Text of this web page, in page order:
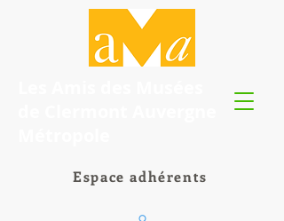
Espace adhérents